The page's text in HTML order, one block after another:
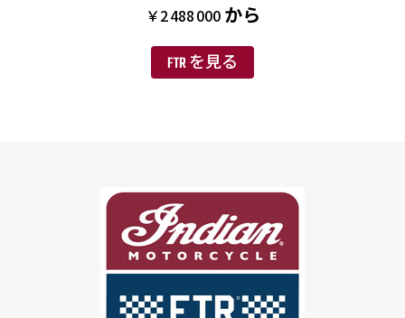
￥2 488 000 から
FTR を見る